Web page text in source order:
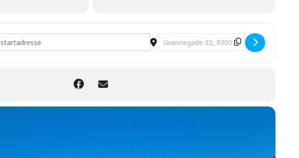
GRÆSKAR HYGGE PÅ SÆBY TORV [ic2SiFWGF]Destination Address - GRÆSKAR HYGGE